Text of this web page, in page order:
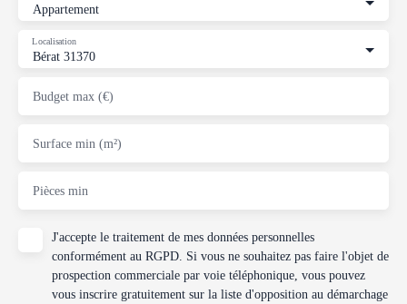
Appartement
Bérat 31370
Localisation
Budget max (€)
Surface min (m²)
Pièces min
J'accepte le traitement de mes données personnelles
conformément au RGPD. Si vous ne souhaitez pas faire l'objet de
prospection commerciale par voie téléphonique, vous pouvez
vous inscrire gratuitement sur la liste d'opposition au démarchage